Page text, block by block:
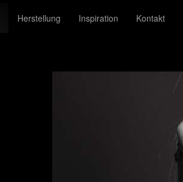
Herstellung Inspiration Kontakt